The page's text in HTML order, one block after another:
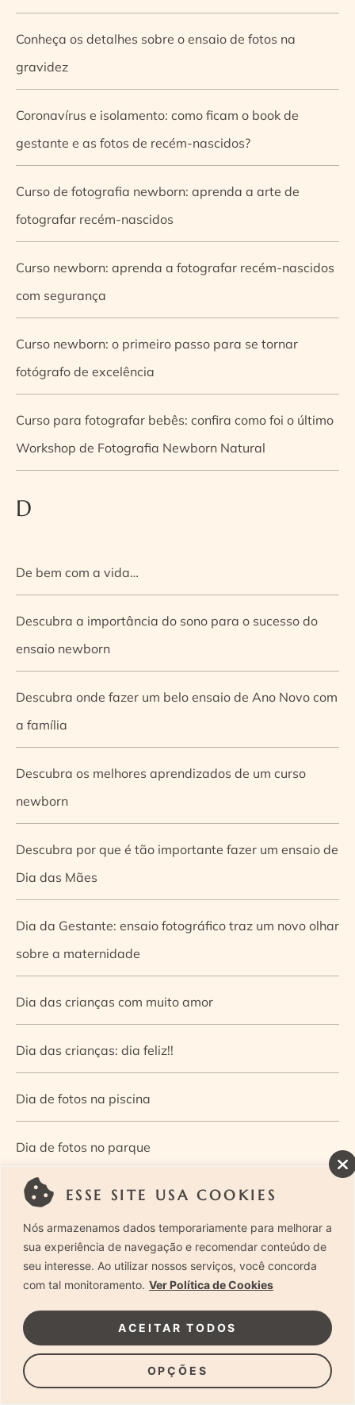
ESSE SITE USA COOKIES
Nós armazenamos dados temporariamente para melhorar a
sua experiência de navegação e recomendar conteúdo de
seu interesse. Ao utilizar nossos serviços, você concorda
com tal monitoramento. Ver Política de Cookies
OPÇÕES
ACEITAR TODOS
Conheça os detalhes sobre o ensaio de fotos na
gravidez
Coronavírus e isolamento: como ficam o book de
gestante e as fotos de recém-nascidos?
Curso de fotografia newborn: aprenda a arte de
fotografar recém-nascidos
Curso newborn: aprenda a fotografar recém-nascidos
com segurança
Curso newborn: o primeiro passo para se tornar
fotógrafo de excelência
Curso para fotografar bebês: confira como foi o último
Workshop de Fotografia Newborn Natural
D
De bem com a vida…
Descubra a importância do sono para o sucesso do
ensaio newborn
Descubra onde fazer um belo ensaio de Ano Novo com
a família
Descubra os melhores aprendizados de um curso
newborn
Descubra por que é tão importante fazer um ensaio de
Dia das Mães
Dia da Gestante: ensaio fotográfico traz um novo olhar
sobre a maternidade
Dia das crianças com muito amor
Dia das crianças: dia feliz!!
Dia de fotos na piscina
Dia de fotos no parque
Dia dos Pais — Guia de ensaios fotográficos
Dia Mundial da Infância: como a fotografia ajuda a
construir a memória e a identidade da criança
Diário de uma grávida e sua pequena
Dica de especialista: como otimizar o fluxo de trabalho